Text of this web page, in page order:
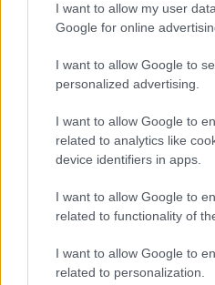
I want to allow my user
Google for online
I want to allow Google to
personalized advertising.
I want to allow Google to
related to analytics like
device identifiers in apps.
I want to allow Google to
related to functionality of
I want to allow Google to
related to personalization.
Frasi film
Incipit
Film più
Frasi sul
Mappa
Cookie
Frasi
Indice